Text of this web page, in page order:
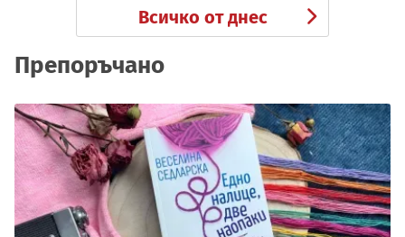
Всичко от днес
Препоръчано